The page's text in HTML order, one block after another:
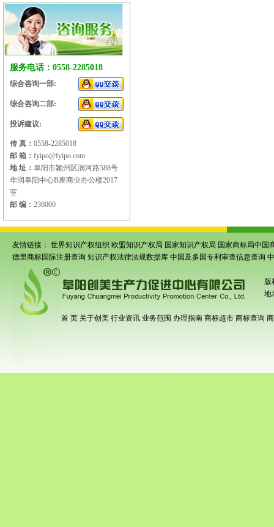
服务电话：0558-2285018
综合咨询一部:
综合咨询二部:
投诉建议:
传 真： 0558-2285018
邮 箱： fyipo@fyipo.com
地 址： 阜阳市颍州区润河路588号
华润阜阳中心B座商业办公楼2017
室
邮 编： 236000
友情链接： 世界知识产权组织 欧盟知识产权局 国家知识产权局 国家商标局中国
德里商标国际注册查询 知识产权法律法规数据库 中国及多国专利审查信息查询
版
地
首 页 关于创美 行业资讯 业务范围 办理指南 商标超市 商标查询